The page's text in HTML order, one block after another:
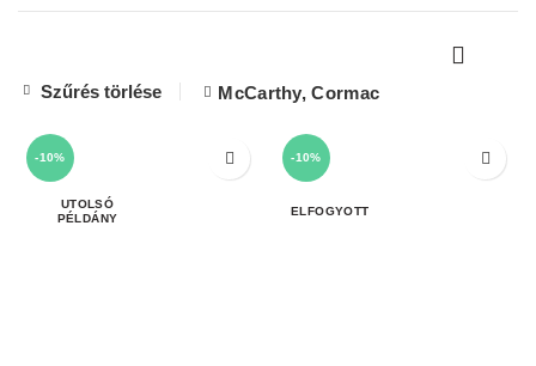
Szűrés törlése McCarthy, Cormac
-10% -10%
ELFOGYOTT